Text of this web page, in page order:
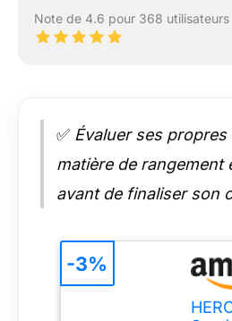
Note de 4.6 pour 368 utilisateurs
✅ Évaluer ses
matière de rangement
avant de finaliser son
-3%